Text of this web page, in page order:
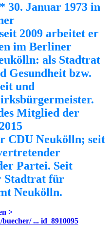
30. Januar 1973 in
2009 arbeitet er
im Berliner
als Stadtrat
Gesundheit bzw.
und
Mitglied der
CDU Neukölln; seit
Partei. Seit
Stadtrat für
Neukölln.
>
... id_8910095